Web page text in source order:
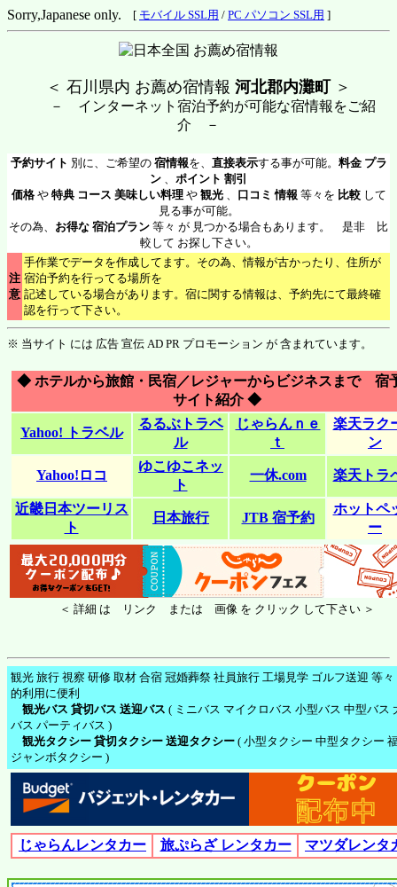
Sorry,Japanese only. [ モバイル SSL用 / PC パソコン SSL用 ]
＜ 石川県内 お薦め宿情報 河北郡内灘町 ＞
－ インターネット宿泊予約が可能な宿情報をご紹
介 －
予約サイト 別に、ご希望の 宿情報を、 直接表示する事が可能。 料金 プラ
ン 、 ポイント 割引
価格や 特典 コース 美味しい料理や 観光、 口コミ 情報 等々を 比較して
見る事が可能。
その為、 お得な 宿泊プラン 等々 が 見つかる場合もあります。 是非 比
較して お探し下さい。
注
意
手作業でデータを作成してます。その為、情報が古かったり、住所が
宿泊予約を行ってる場所を
記述している場合があります。宿に関する情報は、予約先にて最終確
認を行って下さい。
※ 当サイト には 広告 宣伝 AD PR プロモーション が 含まれています。
◆ ホテルから旅館・民宿／レジャーからビジネスまで 宿
サイト紹介 ◆
Yahoo! トラベル
るるぶトラベ
ル
じゃらんｎｅ
ｔ
楽天ラク
ン
Yahoo!ロコ
ゆこゆこネッ
ト
一休.com 楽天トラ
近畿日本ツーリス
ト
日本旅行 JTB 宿予約
ホットペ
ー
＜ 詳細 は リンク または 画像 を クリック して下さい ＞
観光 旅行 視察 研修 取材 合宿 冠婚葬祭 社員旅行 工場見学 ゴルフ送迎 等々
的利用に便利
観光バス 貸切バス 送迎バス ( ミニバス マイクロバス 小型バス 中型バス
バス パーティバス )
観光タクシー 貸切タクシー 送迎タクシー ( 小型タクシー 中型タクシー
ジャンボタクシー )
じゃらんレンタカー 旅ぷらざ レンタカー マツダレンタ